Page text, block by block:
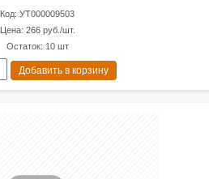
Код: УТ000009503
Цена: 266 руб./шт.
Остаток: 10 шт
Добавить в корзину